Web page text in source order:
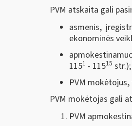
PVM atskaita gali
asmenis,
ekonominės
1151 - 11515 str.);
PVM mokėtojus,
PVM mokėtojas gali
PVM